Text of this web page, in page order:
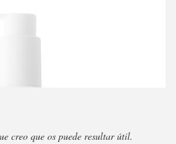
creo que os puede resultar útil.